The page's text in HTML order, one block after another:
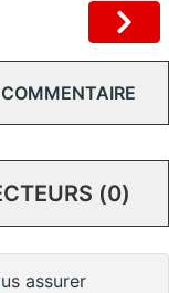
(0)
assurer